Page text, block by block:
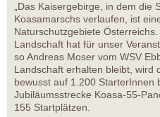
„Das Kaisergebirge, in dem die
Koasamarschs verlaufen, ist
Naturschutzgebiete
Landschaft hat für unser
so Andreas Moser vom WSV
Landschaft erhalten bleibt, wird
bewusst auf 1.200 StarterInnen
Jubiläumsstrecke Koasa-55-
155 Startplätzen.